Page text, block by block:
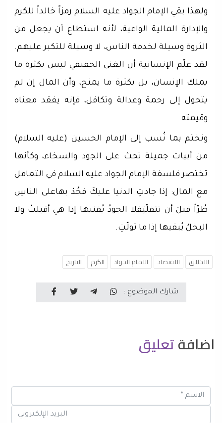
ولهذا بقي الإمام الجواد عليه السلام رمزاً خالداً للكرم
والإدارة المالية الواعية، لأنه استطاع أن يجعل من
الثروة وسيلة لخدمة الناس، لا وسيلة للتكبر عليهم.
لقد علّم الإنسانية أن الغنى الحقيقي ليس بكثرة ما
يملك الإنسان، بل بكثرة ما يمنح، وأن المال إن لم
يتحول إلى رحمة وعدالة وتكافل، فإنه يفقد معناه
وقيمته.
ونختم بما نُسب إلى الإمام الحسين (عليه السلام)
من أبيات جميلة تحث على الجود والسخاء، وكأنها
تختصر فلسفة الإمام الجواد عليه السلام في التعامل
مع المال: إذا جادتِ الدنيا عليكَ فجُدْ بهاعلى الناسِ
طُرّاً قبلَ أن تتفلّتِفلا الجودُ يُفنيها إذا هي أقبلتْ ولا
البخلُ يُبقيها إذا ما تولّتِ.
الاخلاق الاقتصاد الامام الجواد الكرم التاريخ
شارك الموضوع :
اضافةتعليق